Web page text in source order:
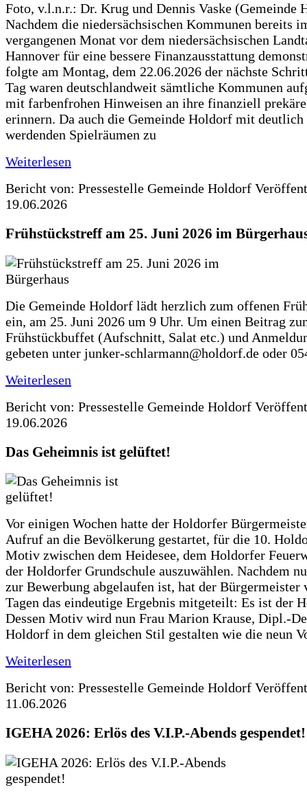
Foto, v.l.n.r.: Dr. Krug und Dennis Vaske (Gemeinde
Nachdem die niedersächsischen Kommunen bereits
vergangenen Monat vor dem niedersächsischen
Hannover für eine bessere Finanzausstattung
folgte am Montag, dem 22.06.2026 der nächste
Tag waren deutschlandweit sämtliche Kommunen
mit farbenfrohen Hinweisen an ihre finanziell
erinnern. Da auch die Gemeinde Holdorf mit deutlich
werdenden Spielräumen zu
Weiterlesen
Bericht von: Pressestelle Gemeinde Holdorf
19.06.2026
Frühstückstreff am 25. Juni 2026 im
Die Gemeinde Holdorf lädt herzlich zum offenen
ein, am 25. Juni 2026 um 9 Uhr. Um einen Beitrag
Frühstückbuffet (Aufschnitt, Salat etc.) und
gebeten unter junker-schlarmann@holdorf.de oder
Weiterlesen
Bericht von: Pressestelle Gemeinde Holdorf
19.06.2026
Das Geheimnis ist gelüftet!
Vor einigen Wochen hatte der Holdorfer
Aufruf an die Bevölkerung gestartet, für die 10.
Motiv zwischen dem Heidesee, dem Holdorfer
der Holdorfer Grundschule auszuwählen. Nachdem
zur Bewerbung abgelaufen ist, hat der Bürgermeister
Tagen das eindeutige Ergebnis mitgeteilt: Es ist der
Dessen Motiv wird nun Frau Marion Krause, Dipl.-
Holdorf in dem gleichen Stil gestalten wie die neun
Weiterlesen
Bericht von: Pressestelle Gemeinde Holdorf
11.06.2026
IGEHA 2026: Erlös des V.I.P.-Abends gespendet!